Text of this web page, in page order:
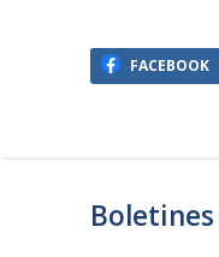
FACEBOOK